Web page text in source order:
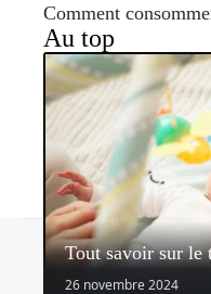
Comment
Au top
Tout savoir sur le
26 novembre 2024© 2026 |
Contact